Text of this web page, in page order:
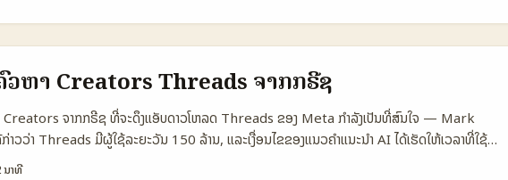
ຮ່ວມ: ສອບຖາມແນວລະດັບ, ດຶງຂໍ້ມູນຜູ້ສ້າງຈາກແພລຕຟອມອື່ນ, ແລະຄຳແນະນຳທາງການເຄື່ອນໄຫວໃນຕະຫຼາດ
ຳໄວ້: ການໂຄສະນາສຳລັບເດັກນ້ອຍທີ່ນໍາມາໃນອຸດສາຫະກຳ skincare ເປັນຫຍັງທີ່ຕ້ອງຮັບຜິດຊອບ — ຕາມທີ່
ເວັ່ນໄວ້ໃນ MENAFN/EINPresswire, ການໂຄສະນາທີ່ດຶ່ງເດັກເຂົ້າມາໃນຕະຫຼາດອາດເຮັດໃຫ້ເກີດຂໍ້
າມສ່ຽງດ້ານສຸຂະພາບແລະຈິຕໃຈ — ຢ່າລືມຈຳນວນຜູ້ບໍລິການແລະຄຸນນະພາບແກ່ຜູ້ບໍລິໂພກ. 📊 ຕາຕະລາງ
ານລາຍງານເລືອກຊ່ອງທາງສໍາລັບຜູ້ສ້າງສື່ (Zalo vs Instagram vs TikTok) 🧩 Metric Zalo
👥 Monthly Active (Uruguay est.) 30.000 850.000 650.000 📈 Influencer
Low High High 💬 Commerce Tools “Zalo Mini App” (integration)
DMs Shop, Live selling 🔎 Discovery Ease Hard Easy Easy ⚖️ Brand Safety /
ຫາ Creators Threads ຈາກກຣີຊ
Creators ຈາກກຣີຊ ທີ່ຈະດຶງແອັບດາວໂຫລດ Threads ຂອງ Meta ກຳລັງເປັນທີ່ສົນໃຈ — Mark
ວວ່າ Threads ມີຜູ້ໃຊ້ລະຍະວັນ 150 ລ້ານ, ແລະເງື່ອນໄຂຂອງແນວຄຳແນະນໍາ AI ໄດ້ເຮັດໃຫ້ເວລາທີ່ໃຊ້
າລັບການໃຊ້ influencer ເພື່ອດຶງດາວໂຫລດແອັບໃນຕະຫຼາດຕ່າງປະເທດ. (ອ້າງອີງ: Meta
ນາທີ